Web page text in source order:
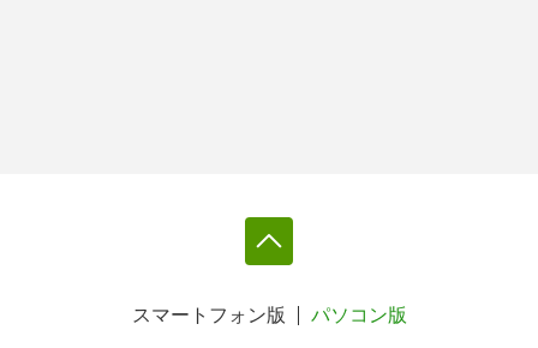
スマートフォン版 パソコン版